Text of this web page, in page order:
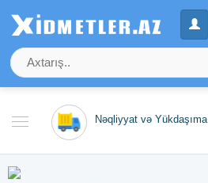
Nəqliyyat və Yükdaşıma